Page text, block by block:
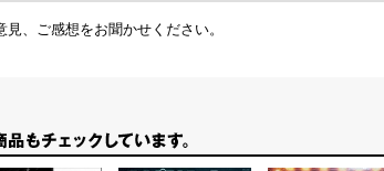
、ご感想をお聞かせください。